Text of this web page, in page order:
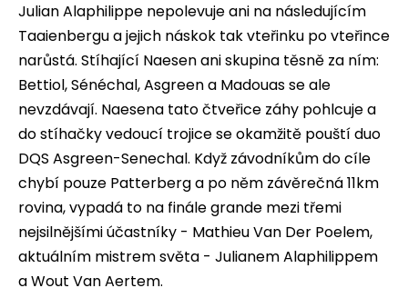
Julian Alaphilippe nepolevuje ani na následujícím
Taaienbergu a jejich náskok tak vteřinku po vteřince
narůstá. Stíhající Naesen ani skupina těsně za ním:
Bettiol, Sénéchal, Asgreen a Madouas se ale
nevzdávají. Naesena tato čtveřice záhy pohlcuje a
do stíhačky vedoucí trojice se okamžitě pouští duo
DQS Asgreen-Senechal. Když závodníkům do cíle
chybí pouze Patterberg a po něm závěrečná 11km
rovina, vypadá to na finále grande mezi třemi
nejsilnějšími účastníky - Mathieu Van Der Poelem,
aktuálním mistrem světa - Julianem Alaphilippem
a Wout Van Aertem.